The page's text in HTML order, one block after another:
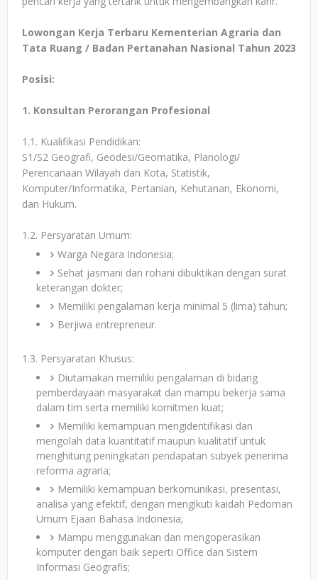
Lowongan Kerja Terbaru Kementerian Agraria dan
Tata Ruang / Badan Pertanahan Nasional Tahun 2023
Posisi:
1. Konsultan Perorangan Profesional
1.1. Kualifikasi Pendidikan:
S1/S2 Geografi, Geodesi/Geomatika, Planologi/
Perencanaan Wilayah dan Kota, Statistik,
Komputer/Informatika, Pertanian, Kehutanan, Ekonomi,
dan Hukum.
1.2. Persyaratan Umum:
Warga Negara Indonesia;
Sehat jasmani dan rohani dibuktikan dengan surat
keterangan dokter;
Memiliki pengalaman kerja minimal 5 (lima) tahun;
Berjiwa entrepreneur.
1.3. Persyaratan Khusus:
Diutamakan memiliki pengalaman di bidang
pemberdayaan masyarakat dan mampu bekerja sama
dalam tim serta memiliki komitmen kuat;
Memiliki kemampuan mengidentifikasi dan
mengolah data kuantitatif maupun kualitatif untuk
menghitung peningkatan pendapatan subyek penerima
reforma agraria;
Memiliki kemampuan berkomunikasi, presentasi,
analisa yang efektif, dengan mengikuti kaidah Pedoman
Umum Ejaan Bahasa Indonesia;
Mampu menggunakan dan mengoperasikan
komputer dengan baik seperti Office dan Sistem
Informasi Geografis;